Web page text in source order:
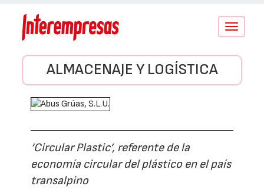
Conmutar
ALMACENAJE Y LOGÍSTICA
‘Circular Plastic’, referente de la
economía circular del plástico en el país
transalpino